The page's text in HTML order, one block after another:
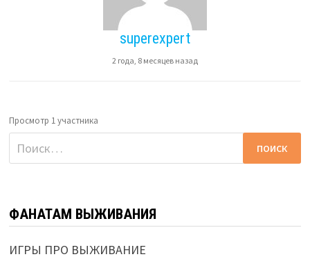
superexpert
2 года, 8 месяцев назад
Просмотр 1 участника
Найти:
ФАНАТАМ ВЫЖИВАНИЯ
ИГРЫ ПРО ВЫЖИВАНИЕ